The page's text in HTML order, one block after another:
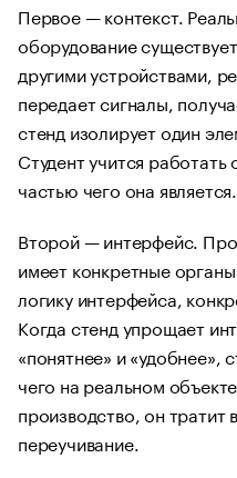
Первое — контекст.
оборудование
другими устройствами,
передает сигналы,
стенд изолирует один
Студент учится
частью чего она является.
Второй — интерфейс.
имеет конкретные
логику интерфейса,
Когда стенд упрощает
«понятнее» и «удобнее»,
чего на реальном
производство, он тратит
переучивание.